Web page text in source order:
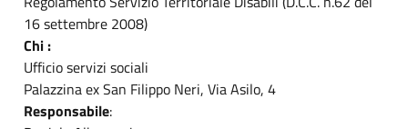
16 settembre 2008)
Chi :
Ufficio servizi sociali
Palazzina ex San Filippo Neri, Via Asilo, 4
Responsabile: